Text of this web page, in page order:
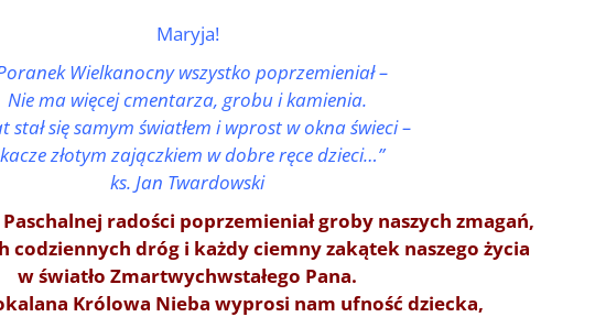
Maryja!
Wielkanocny wszystko poprzemieniał –
Nie ma więcej cmentarza, grobu i kamienia.
stał się samym światłem i wprost w okna świeci –
złotym zajączkiem w dobre ręce dzieci…”
ks. Jan Twardowski
radości poprzemieniał groby naszych zmagań,
codziennych dróg i każdy ciemny zakątek naszego życia
w światło Zmartwychwstałego Pana.
Królowa Nieba wyprosi nam ufność dziecka,